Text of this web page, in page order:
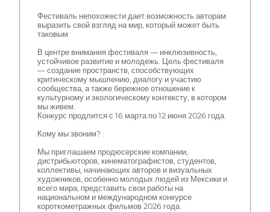
Фестиваль непохожести дает возможность авторам
выразить свой взгляд на мир, который может быть
таковым.
В центре внимания фестиваля — инклюзивность,
устойчивое развитие и молодежь. Цель фестиваля
— создание пространств, способствующих
критическому мышлению, диалогу и участию
сообщества, а также бережное отношение к
культурному и экологическому контексту, в котором
мы живем.
Конкурс продлится с 16 марта по 12 июня 2026 года.
Кому мы звоним? :
Мы приглашаем продюсерские компании,
дистрибьюторов, кинематографистов, студентов,
коллективы, начинающих авторов и визуальных
художников, особенно молодых людей из Мексики и
всего мира, представить свои работы на
национальном и международном конкурсе
короткометражных фильмов 2026 года.